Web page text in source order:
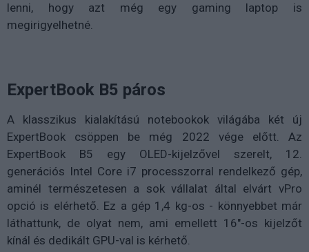
lenni, hogy azt még egy gaming laptop is
megirigyelhetné.
ExpertBook B5 páros
A klasszikus kialakítású notebookok világába két új
ExpertBook csöppen be még 2022 vége előtt. Az
ExpertBook B5 egy OLED-kijelzővel szerelt, 12.
generációs Intel Core i7 processzorral rendelkező gép,
aminél természetesen a sok vállalat által elvárt vPro
opció is elérhető. Ez a gép 1,4 kg-os - könnyebbet már
láthattunk, de olyat nem, ami emellett 16"-os kijelzőt
kínál és dedikált GPU-val is kérhető.